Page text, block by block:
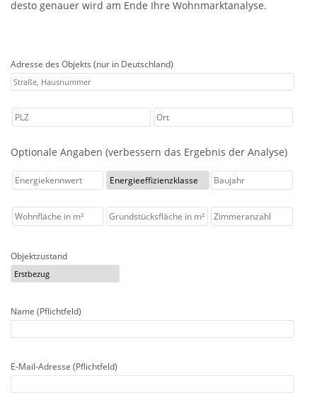
desto genauer wird am Ende Ihre Wohnmarktanalyse.
Adresse des Objekts (nur in Deutschland)
Optionale Angaben (verbessern das Ergebnis der Analyse)
Objektzustand
Name (Pflichtfeld)
E-Mail-Adresse (Pflichtfeld)